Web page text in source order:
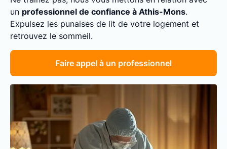
un professionnel de confiance à Athis-Mons.
Expulsez les punaises de lit de votre logement et
retrouvez le sommeil.
Faire appel à un professionnel